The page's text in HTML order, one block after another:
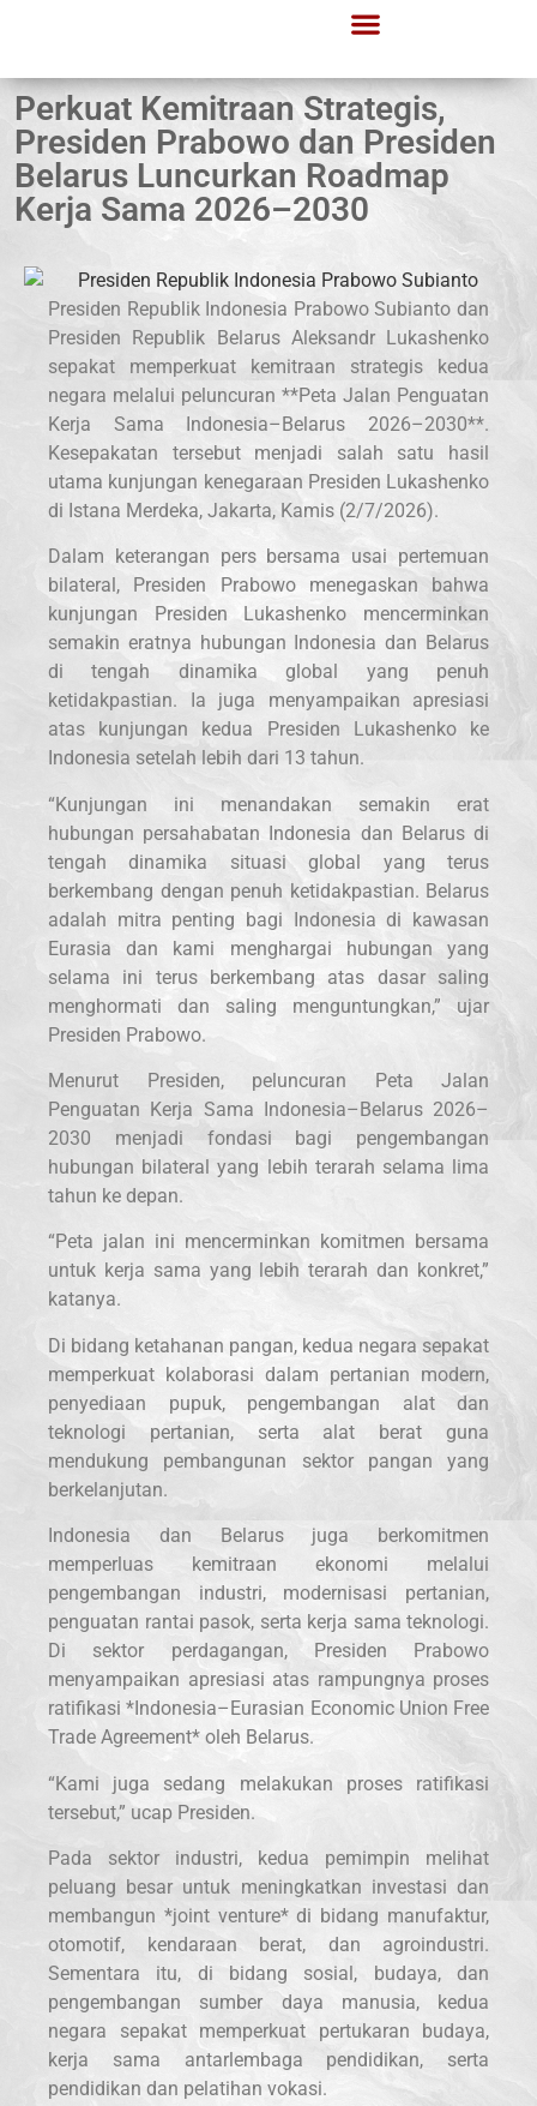
Perkuat Kemitraan Strategis,
Presiden Prabowo dan Presiden
Belarus Luncurkan Roadmap
Kerja Sama 2026–2030
Presiden Republik Indonesia Prabowo Subianto dan
Presiden Republik Belarus Aleksandr Lukashenko
sepakat memperkuat kemitraan strategis kedua
negara melalui peluncuran **Peta Jalan Penguatan
Kerja Sama Indonesia–Belarus 2026–2030**.
Kesepakatan tersebut menjadi salah satu hasil
utama kunjungan kenegaraan Presiden Lukashenko
di Istana Merdeka, Jakarta, Kamis (2/7/2026).
Dalam keterangan pers bersama usai pertemuan
bilateral, Presiden Prabowo menegaskan bahwa
kunjungan Presiden Lukashenko mencerminkan
semakin eratnya hubungan Indonesia dan Belarus
di tengah dinamika global yang penuh
ketidakpastian. Ia juga menyampaikan apresiasi
atas kunjungan kedua Presiden Lukashenko ke
Indonesia setelah lebih dari 13 tahun.
“Kunjungan ini menandakan semakin erat
hubungan persahabatan Indonesia dan Belarus di
tengah dinamika situasi global yang terus
berkembang dengan penuh ketidakpastian. Belarus
adalah mitra penting bagi Indonesia di kawasan
Eurasia dan kami menghargai hubungan yang
selama ini terus berkembang atas dasar saling
menghormati dan saling menguntungkan,” ujar
Presiden Prabowo.
Menurut Presiden, peluncuran Peta Jalan
Penguatan Kerja Sama Indonesia–Belarus 2026–
2030 menjadi fondasi bagi pengembangan
hubungan bilateral yang lebih terarah selama lima
tahun ke depan.
“Peta jalan ini mencerminkan komitmen bersama
untuk kerja sama yang lebih terarah dan konkret,”
katanya.
Di bidang ketahanan pangan, kedua negara sepakat
memperkuat kolaborasi dalam pertanian modern,
penyediaan pupuk, pengembangan alat dan
teknologi pertanian, serta alat berat guna
mendukung pembangunan sektor pangan yang
berkelanjutan.
Indonesia dan Belarus juga berkomitmen
memperluas kemitraan ekonomi melalui
pengembangan industri, modernisasi pertanian,
penguatan rantai pasok, serta kerja sama teknologi.
Di sektor perdagangan, Presiden Prabowo
menyampaikan apresiasi atas rampungnya proses
ratifikasi *Indonesia–Eurasian Economic Union Free
Trade Agreement* oleh Belarus.
“Kami juga sedang melakukan proses ratifikasi
tersebut,” ucap Presiden.
Pada sektor industri, kedua pemimpin melihat
peluang besar untuk meningkatkan investasi dan
membangun *joint venture* di bidang manufaktur,
otomotif, kendaraan berat, dan agroindustri.
Sementara itu, di bidang sosial, budaya, dan
pengembangan sumber daya manusia, kedua
negara sepakat memperkuat pertukaran budaya,
kerja sama antarlembaga pendidikan, serta
pendidikan dan pelatihan vokasi.